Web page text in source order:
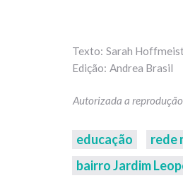
Sarah
Andrea Brasil
educação rede
bairro Jardim